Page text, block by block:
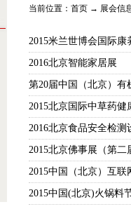
当前位置： 首页 → 展会信
2015米兰世博会国际康
2016北京智能家居展
第20届中国（北京）
2015北京国际中草药健
2016北京食品安全检测
2015北京佛事展（第二
2015中国（北京）互联
2015中国(北京)火锅料